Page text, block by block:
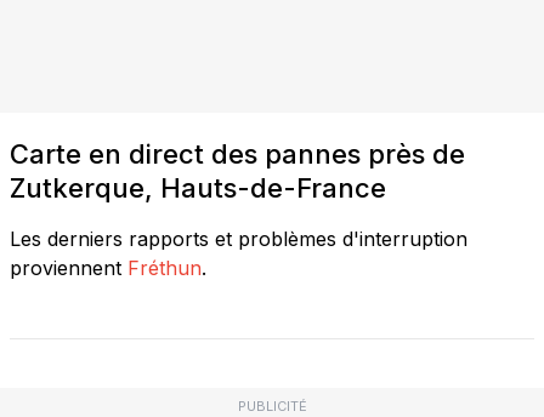
Carte en direct des pannes près de
Zutkerque, Hauts-de-France
Les derniers rapports et problèmes d'interruption
proviennent Fréthun.
PUBLICITÉ